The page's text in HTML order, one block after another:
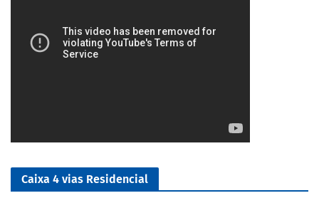
Caixa 4 vias Residencial